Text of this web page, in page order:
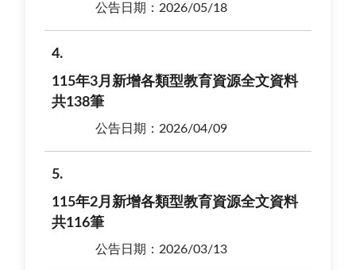
公告日期：2026/05/18
4
115年3月新增各類型教育資源全文資料
共138筆
公告日期：2026/04/09
5
115年2月新增各類型教育資源全文資料
共116筆
公告日期：2026/03/13